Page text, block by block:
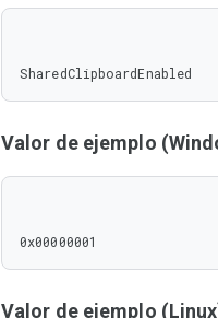
SharedClipboardEnabled
Valor de ejemplo
0x00000001
Valor de ejemplo